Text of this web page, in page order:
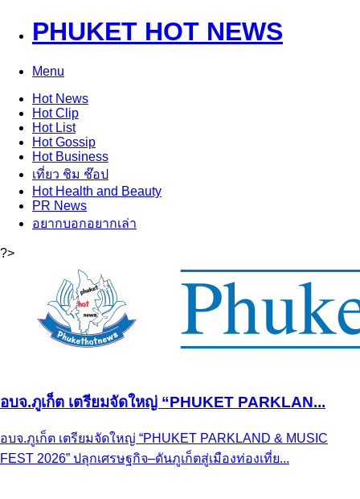
PHUKET HOT NEWS
Menu
HotNews
HotClip
HotList
HotGossip
HotBusiness
เที่ยว ชิม ช๊อป
HotHealth and Beauty
PR News
อยากบอกอยากเล่า
?>
อบจ.ภูเก็ต เตรียมจัดใหญ่ “PHUKET PARKLAN...
อบจ.ภูเก็ต เตรียมจัดใหญ่ “PHUKET PARKLAND & MUSIC
FEST 2026” ปลุกเศรษฐกิจ–ดันภูเก็ตสู่เมืองท่องเที่ย...